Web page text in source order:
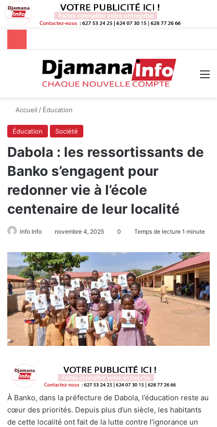
Rechercher
Accueil / Éducation
Éducation Société
Dabola : les ressortissants de
Banko s’engagent pour
redonner vie à l’école
centenaire de leur localité
Info Info novembre 4, 2025 0 Temps de lecture 1 minute
À Banko, dans la préfecture de Dabola, l’éducation reste au
cœur des priorités. Depuis plus d’un siècle, les habitants
de cette localité ont fait de la lutte contre l’ignorance un